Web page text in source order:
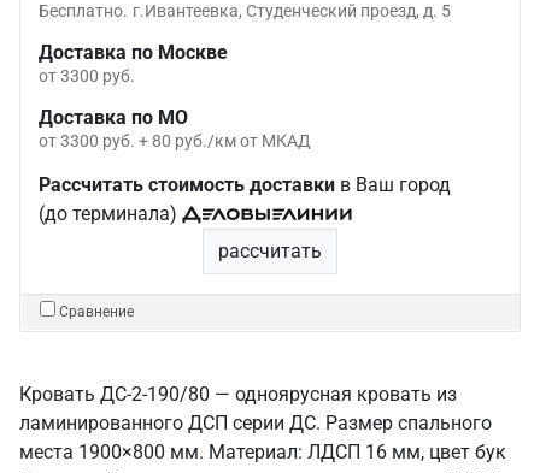
Бесплатно. г.Ивантеевка, Студенческий проезд, д. 5
Доставка по Москве
от 3300 руб.
Доставка по МО
от 3300 руб. + 80 руб./км от МКАД
Рассчитать стоимость доставки в Ваш город
(до терминала)
рассчитать
Сравнение
Кровать ДС-2-190/80 — одноярусная кровать из
ламинированного ДСП серии ДС. Размер спального
места 1900×800 мм. Материал: ЛДСП 16 мм, цвет бук